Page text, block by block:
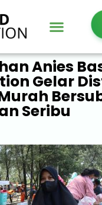
Anies
Gelar
Seribu